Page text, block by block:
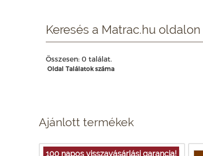
Keresés a Matrac.hu oldalon
Összesen: 0 találat.
Oldal Találatok száma
Ajánlott termékek
100 napos visszavásárlási garancia!